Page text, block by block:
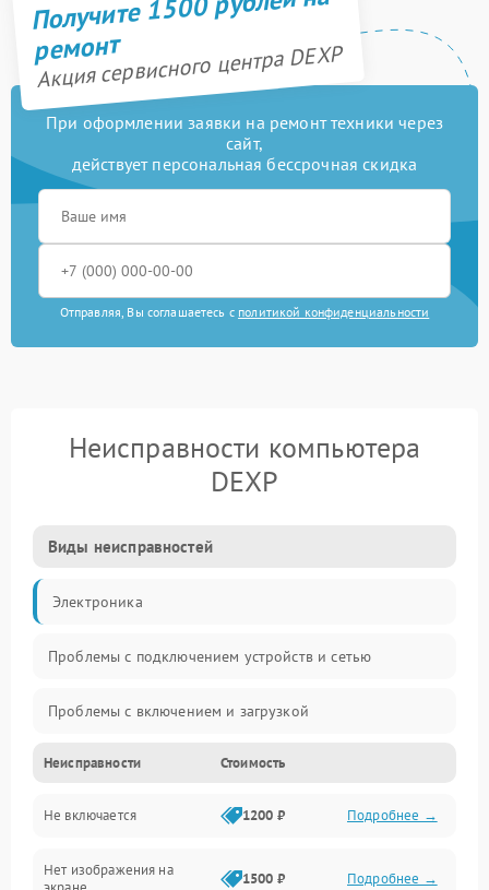
ремонт
Акция сервисного центра DEXP
При оформлении заявки на ремонт техники через
сайт,
действует персональная бессрочная скидка
Отправляя, Вы соглашаетесь с политикой конфиденциальности
Неисправности компьютера
DEXP
Виды неисправностей
Электроника
Проблемы с подключением устройств и сетью
Проблемы с включением и загрузкой
Проблемы с изображением и монитором
Проблемы с производительностью и стабильностью
Прочие специфичные проблемы
Неисправности Стоимость
Не включается 1200 ₽ Подробнее →
Нет изображения на
1500 ₽ Подробнее →